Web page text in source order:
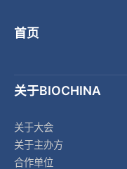
首页
关于BIOCHINA
关于大会
关于主办方
合作单位